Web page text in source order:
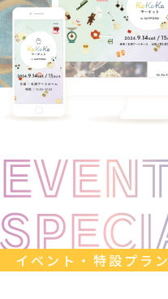
イベント・特設プラン